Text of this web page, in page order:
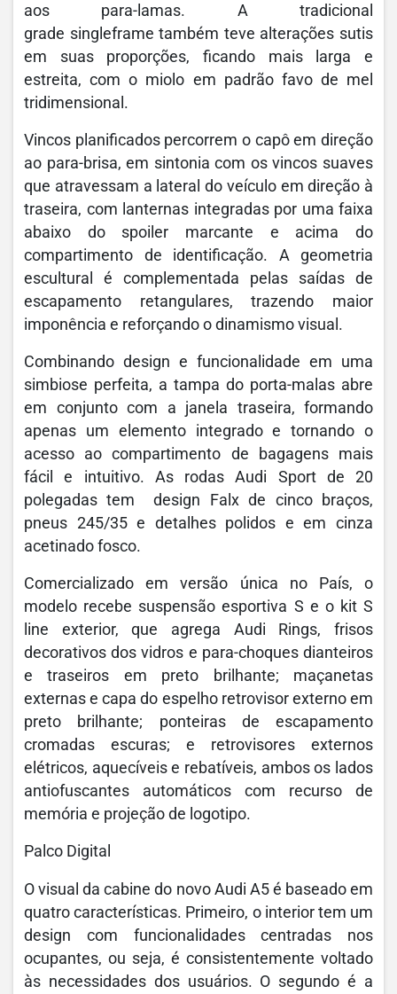
aos para-lamas. A tradicional
grade singleframe também teve alterações sutis
em suas proporções, ficando mais larga e
estreita, com o miolo em padrão favo de mel
tridimensional.
Vincos planificados percorrem o capô em direção
ao para-brisa, em sintonia com os vincos suaves
que atravessam a lateral do veículo em direção à
traseira, com lanternas integradas por uma faixa
abaixo do spoiler marcante e acima do
compartimento de identificação. A geometria
escultural é complementada pelas saídas de
escapamento retangulares, trazendo maior
imponência e reforçando o dinamismo visual.
Combinando design e funcionalidade em uma
simbiose perfeita, a tampa do porta-malas abre
em conjunto com a janela traseira, formando
apenas um elemento integrado e tornando o
acesso ao compartimento de bagagens mais
fácil e intuitivo. As rodas Audi Sport de 20
polegadas tem design Falx de cinco braços,
pneus 245/35 e detalhes polidos e em cinza
acetinado fosco.
Comercializado em versão única no País, o
modelo recebe suspensão esportiva S e o kit S
line exterior, que agrega Audi Rings, frisos
decorativos dos vidros e para-choques dianteiros
e traseiros em preto brilhante; maçanetas
externas e capa do espelho retrovisor externo em
preto brilhante; ponteiras de escapamento
cromadas escuras; e retrovisores externos
elétricos, aquecíveis e rebatíveis, ambos os lados
antiofuscantes automáticos com recurso de
memória e projeção de logotipo.
Palco Digital
O visual da cabine do novo Audi A5 é baseado em
quatro características. Primeiro, o interior tem um
design com funcionalidades centradas nos
ocupantes, ou seja, é consistentemente voltado
às necessidades dos usuários. O segundo é a